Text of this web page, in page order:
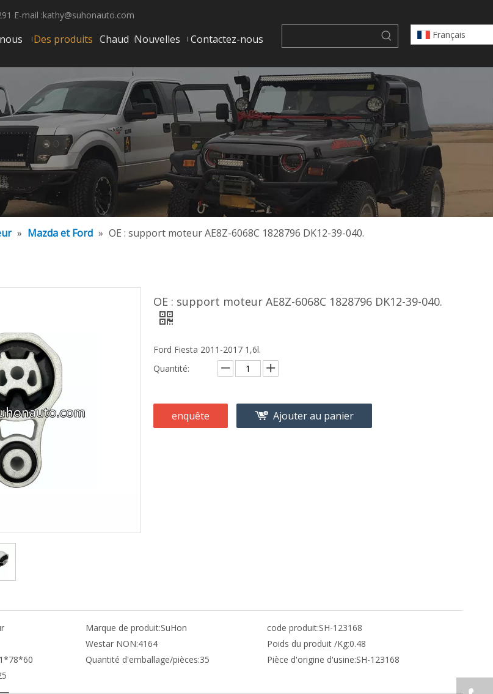
E-mail :kathy@suhonauto.com
Des produits Chaud Nouvelles Contactez-nous Français
» Mazda et Ford » OE : support moteur AE8Z-6068C 1828796 DK12-39-040.
OE : support moteur AE8Z-6068C 1828796 DK12-39-040.
Ford Fiesta 2011-2017 1,6l.
Quantité:
enquête Ajouter au panier
Marque de produit:SuHon code produit:SH-123168
Westar NON:4164 Poids du produit /Kg:0.48
Quantité d'emballage/pièces:35 Pièce d'origine d'usine:SH-123168